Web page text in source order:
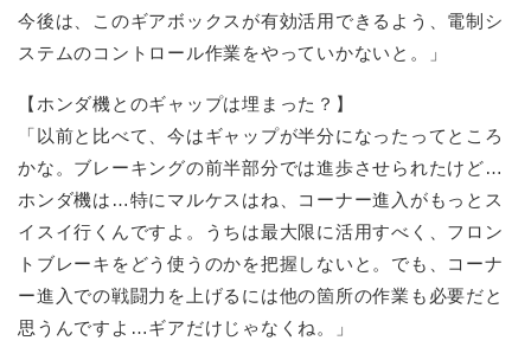
今後は、このギアボックスが有効活用できるよう、電制シ
ステムのコントロール作業をやっていかないと。」
【ホンダ機とのギャップは埋まった？】
「以前と比べて、今はギャップが半分になったってところ
かな。ブレーキングの前半部分では進歩させられたけど…
ホンダ機は…特にマルケスはね、コーナー進入がもっとス
イスイ行くんですよ。うちは最大限に活用すべく、フロン
トブレーキをどう使うのかを把握しないと。でも、コーナ
ー進入での戦闘力を上げるには他の箇所の作業も必要だと
思うんですよ…ギアだけじゃなくね。」